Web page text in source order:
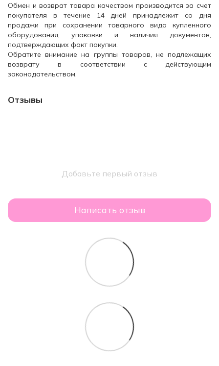
Обмен и возврат товара качеством производится за счет
покупателя в течение 14 дней принадлежит со дня
продажи при сохранении товарного вида купленного
оборудования, упаковки и наличия документов,
подтверждающих факт покупки.
Обратите внимание на группы товаров, не подлежащих
возврату в соответствии с действующим
законодательством.
Отзывы
Добавьте первый отзыв
Написать отзыв